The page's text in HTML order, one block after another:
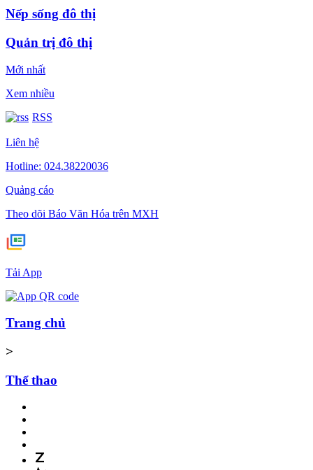
Nếp sống đô thị
Quản trị đô thị
Mới nhất
Xem nhiều
RSS
Liên hệ
Hotline: 024.38220036
Quảng cáo
Theo dõi Báo Văn Hóa trên MXH
Tải App
Trang chủ
>
Thể thao